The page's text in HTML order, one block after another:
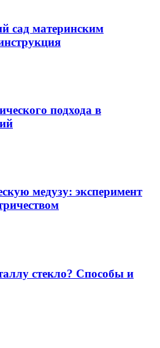
сад материнским
подхода в
медузу: эксперимент
стекло? Способы и